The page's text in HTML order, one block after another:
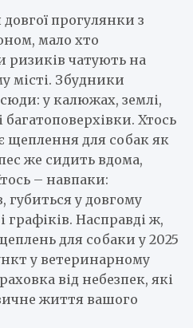
прогулянки з
мало хто
ризиків чатують на
місті. Збудники
у калюжах, землі,
багатоповерхівки. Хтось
щеплення для собак як
же сидить вдома,
– навпаки:
у довгому
графіків. Насправді ж,
для собаки у 2025
у ветеринарному
від небезпек, які
життя вашого